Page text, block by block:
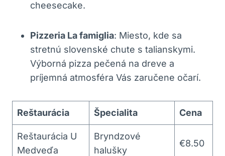
cheesecake.
Pizzeria La famiglia: Miesto, kde sa
stretnú slovenské chute s talianskymi.
Výborná pizza pečená na dreve a
príjemná atmosféra Vás zaručene očarí.
Reštaurácia Špecialita Cena
Reštaurácia U
Medveďa
Bryndzové
halušky
€8.50